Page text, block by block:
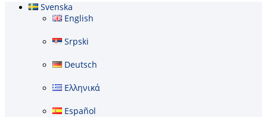
Svenska
English
Srpski
Deutsch
Ελληνικά
Español